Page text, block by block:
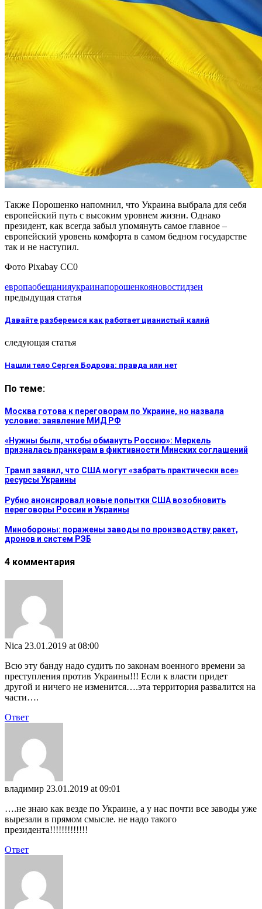
Также Порошенко напомнил, что Украина выбрала для себя
европейский путь с высоким уровнем жизни. Однако
президент, как всегда забыл упомянуть самое главное –
европейский уровень комфорта в самом бедном государстве
так и не наступил.
Фото Pixabay CC0
европаобещанияукраинапорошенкояновостидзен
предыдущая статья
Давайте разберемся как работает цианистый калий
следующая статья
Нашли тело Сергея Бодрова: правда или нет
По теме:
Москва готова к переговорам по Украине, но назвала
условие: заявление МИД РФ
«Нужны были, чтобы обмануть Россию»: Меркель
призналась пранкерам в фиктивности Минских соглашений
Трамп заявил, что США могут «забрать практически все»
ресурсы Украины
Рубио анонсировал новые попытки США возобновить
переговоры России и Украины
Минобороны: поражены заводы по производству ракет,
дронов и систем РЭБ
4 комментария
Nica 23.01.2019 at 08:00
Всю эту банду надо судить по законам военного времени за
преступления против Украины!!! Если к власти придет
другой и ничего не изменится….эта территория развалится на
части….
Ответ
владимир 23.01.2019 at 09:01
….не знаю как везде по Украине, а у нас почти все заводы уже
вырезали в прямом смысле. не надо такого
президента!!!!!!!!!!!!!
Ответ